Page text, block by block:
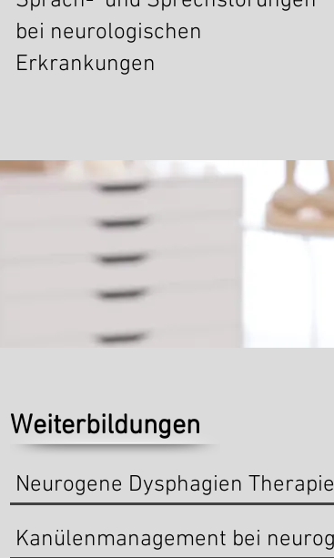
bei neurologischen
Erkrankungen
Weiterbildungen
Neurogene Dysphagien
Kanülenmanagement bei